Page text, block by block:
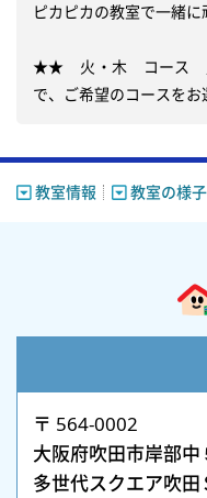
ピカピカの教室で一緒に
★★　火・木　コース　
で、ご希望のコースを
教室情報 教室の様子
〒 564-0002
大阪府吹田市岸部
多世代スクエア吹